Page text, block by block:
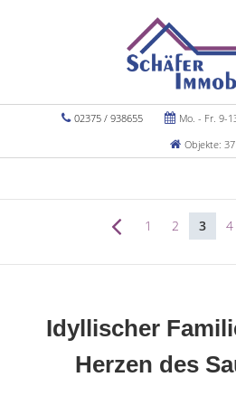
02375 / 938655 Mo. - Fr. 9-
Objekte: 37
1 2 3 4
Idyllischer
Herzen des